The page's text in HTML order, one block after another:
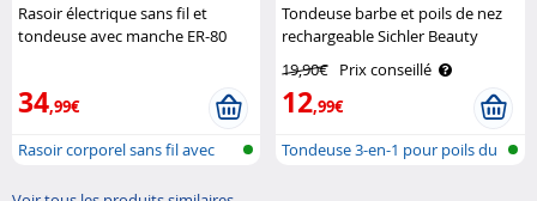
Rasoir électrique sans fil et
tondeuse avec manche ER-80
34,99€
Rasoir corporel sans fil avec
Tondeuse barbe et poils de nez
rechargeable Sichler Beauty
19,90€ Prix conseillé
12,99€
Tondeuse 3-en-1 pour poils du